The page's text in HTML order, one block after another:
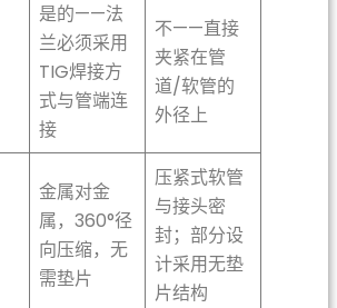
是的——法
兰必须采用
TIG焊接方
式与管端连
接
不——直接
夹紧在管
道/软管的
外径上
金属对金
属，360°径
向压缩，无
需垫片
压紧式软管
与接头密
封；部分设
计采用无垫
片结构